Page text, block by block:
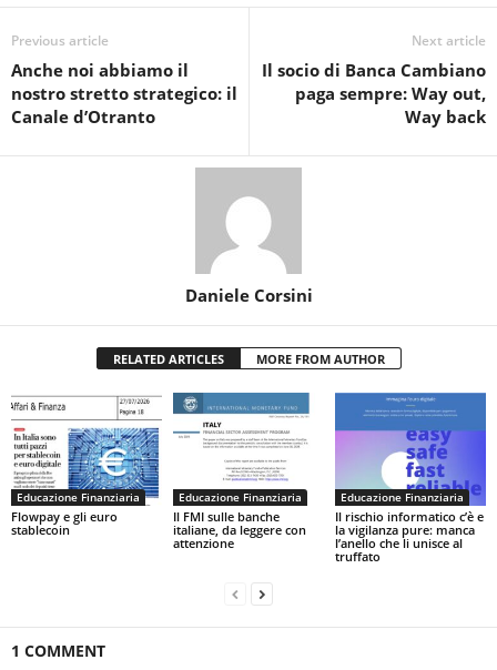
Previous article
Anche noi abbiamo il
nostro stretto strategico: il
Canale d’Otranto
Next article
Il socio di Banca Cambiano
paga sempre: Way out,
Way back
Daniele Corsini
RELATED ARTICLES MORE FROM AUTHOR
Educazione Finanziaria
Flowpay e gli euro
stablecoin
Educazione Finanziaria
Il FMI sulle banche
italiane, da leggere con
attenzione
Educazione Finanziaria
Il rischio informatico c’è e
la vigilanza pure: manca
l’anello che li unisce al
truffato
1 COMMENT